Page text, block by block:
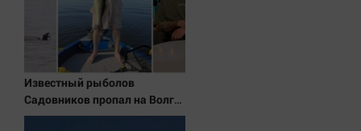
Известный рыболов
Садовников пропал на Волге
во время шторма